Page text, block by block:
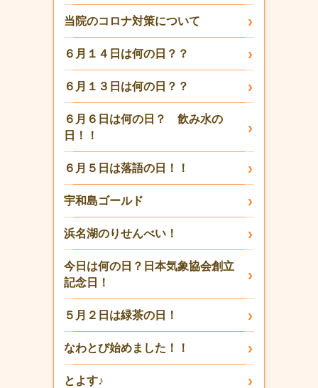
当院のコロナ対策について
６月１４日は何の日？？
６月１３日は何の日？？
６月６日は何の日？ 飲み水の
日！！
６月５日は落語の日！！
宇和島ゴールド
浜名湖のりせんべい！
今日は何の日？日本気象協会創立
記念日！
５月２日は緑茶の日！
なわとび始めました！！
とよす♪